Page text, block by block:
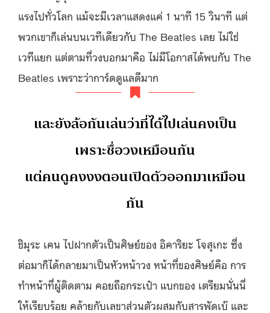
แรงไปทั่วโลก แม้จะมีเวลาแสดงแค่ 1 นาที 15 วินาที แต่
พวกเขาก็เล่นบนเวทีเดียวกับ The Beatles เลย ไม่ใช่
เวทีแยก แต่ตามที่วงบอกมาคือ ไม่มีโอกาสได้พบกับ The
Beatles เพราะว่าการ์ดดูแลดีมาก
และยังล้อกันเล่นว่าที่ได้ไปเล่นคงเป็น
เพราะชื่อวงเหมือนกัน
แต่คนดูคงงงตอนเปิดตัวออกมาเหมือน
กัน
ชิมุระ เคน ไปฝากตัวเป็นศิษย์ของ อิคาริยะ โจสุเกะ ซึ่ง
ต่อมาก็ได้กลายมาเป็นหัวหน้าวง หน้าที่ของศิษย์คือ การ
ทำหน้าที่ผู้ติดตาม คอยถือกระเป๋า แบกของ เตรียมนั่นนี่
ให้เรียบร้อย คล้ายกับเลขาส่วนตัวผสมกับสารพัดเบ๊ และ